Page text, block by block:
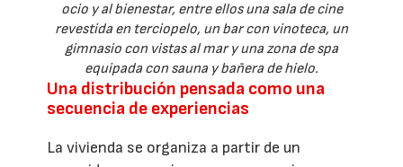
ocio y al bienestar, entre ellos una sala de cine
revestida en terciopelo, un bar con vinoteca, un
gimnasio con vistas al mar y una zona de spa
equipada con sauna y bañera de hielo.
Una distribución pensada como una
secuencia de experiencias
La vivienda se organiza a partir de un